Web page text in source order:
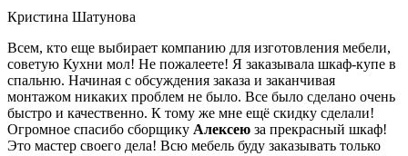
Кристина Шатунова
Всем, кто еще выбирает компанию для изготовления мебели,
советую Кухни мол! Не пожалеете! Я заказывала шкаф-купе в
спальню. Начиная с обсуждения заказа и заканчивая
монтажом никаких проблем не было. Все было сделано очень
быстро и качественно. К тому же мне ещё скидку сделали!
Огромное спасибо сборщику Алексею за прекрасный шкаф!
Это мастер своего дела! Всю мебель буду заказывать только